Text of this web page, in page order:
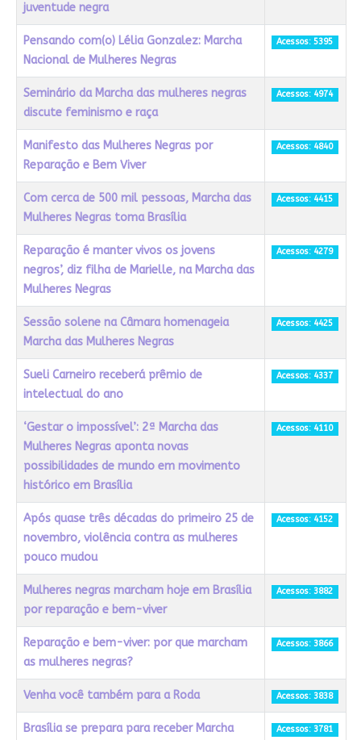
juventude negra
Pensando com(o) Lélia Gonzalez: Marcha
Nacional de Mulheres Negras
Acessos: 5395
Seminário da Marcha das mulheres negras
discute feminismo e raça
Acessos: 4974
Manifesto das Mulheres Negras por
Reparação e Bem Viver
Acessos: 4840
Com cerca de 500 mil pessoas, Marcha das
Mulheres Negras toma Brasília
Acessos: 4415
Reparação é manter vivos os jovens
negros’, diz filha de Marielle, na Marcha das
Mulheres Negras
Acessos: 4279
Sessão solene na Câmara homenageia
Marcha das Mulheres Negras
Acessos: 4425
Sueli Carneiro receberá prêmio de
intelectual do ano
Acessos: 4337
‘Gestar o impossível’: 2ª Marcha das
Mulheres Negras aponta novas
possibilidades de mundo em movimento
histórico em Brasília
Acessos: 4110
Após quase três décadas do primeiro 25 de
novembro, violência contra as mulheres
pouco mudou
Acessos: 4152
Mulheres negras marcham hoje em Brasília
por reparação e bem-viver
Acessos: 3882
Reparação e bem-viver: por que marcham
as mulheres negras?
Acessos: 3866
Venha você também para a Roda Acessos: 3838
Brasília se prepara para receber Marcha
Acessos: 3781